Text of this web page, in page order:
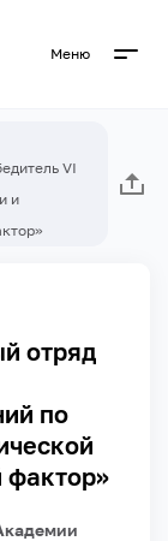
Меню
VI
и
отряд
по
фактор»